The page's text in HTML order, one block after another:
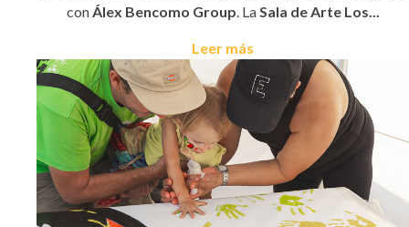
conÁlex Bencomo Group. LaSala de Arte Los...
Leer más